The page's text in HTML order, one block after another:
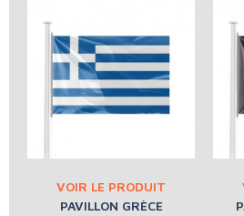
PAVILLON GRÈCE